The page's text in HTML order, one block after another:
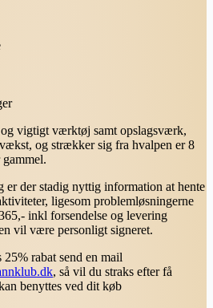
vigtigt værktøj samt opslagsværk,
og strækker sig fra hvalpen er 8
er der stadig nyttig information at hente
ligesom problemløsningerne
inkl forsendelse og levering
vil være personligt signeret.
rabat send en mail
, så vil du straks efter få
benyttes ved dit køb